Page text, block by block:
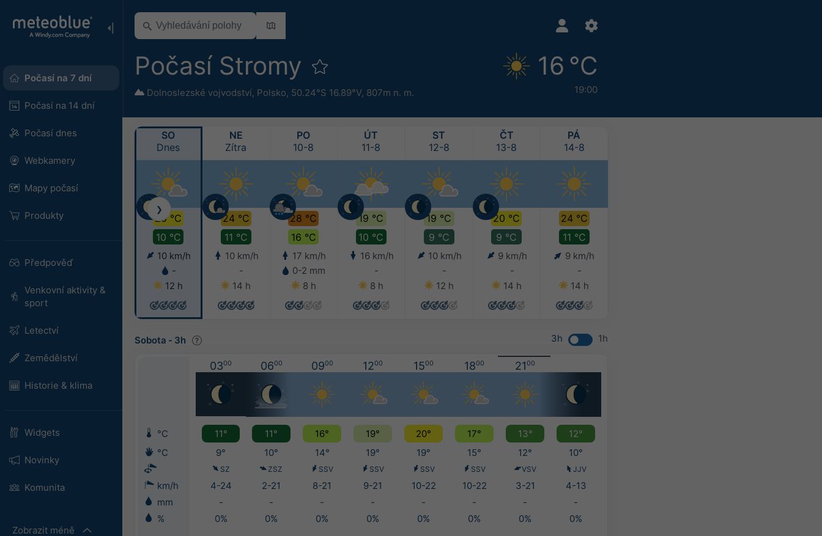
Počasí na 7 dní
Počasí na 14 dní
Počasí dnes
Webkamery
Mapy počasí
Produkty
Předpověď
Venkovní aktivity &
sport
Letectví
Zemědělství
Historie & klima
Widgets
Novinky
Komunita
Zobrazit méně
Počasí Stromy
Dolnoslezské vojvodství, Polsko, 50.24°S 16.89°V, 807m n. m.
16 °C
19:00
SO
Dnes
20 °C
10 °C
10 km/h
-
12 h
NE
Zítra
24 °C
11 °C
10 km/h
-
14 h
PO
10-8
28 °C
16 °C
17 km/h
0-2 mm
8 h
ÚT
11-8
19 °C
10 °C
16 km/h
-
8 h
ST
12-8
19 °C
9 °C
10 km/h
-
12 h
ČT
13-8
20 °C
9 °C
9 km/h
-
14 h
PÁ
14-8
24 °C
11 °C
9 km/h
-
14 h
❯
Sobota - 3h 3h 1h
0300 0600 0900 1200 1500 1800 2100
°C 11° 11° 16° 19° 20° 17° 13°
12°
°C
9° 10° 14° 19° 19° 15° 12° 10°
SZ ZSZ SSV SSV SSV SSV VSV JJV
km/h 4-24 2-21 8-21 9-21 10-22 10-22 3-21
4-13
mm
- - - - - - -
-
%
0% 0% 0% 0% 0% 0% 0% 0%